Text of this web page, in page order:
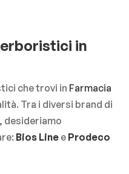
in
che trovi in Farmacia
Tra i diversi brand di
Bios Line e Prodeco